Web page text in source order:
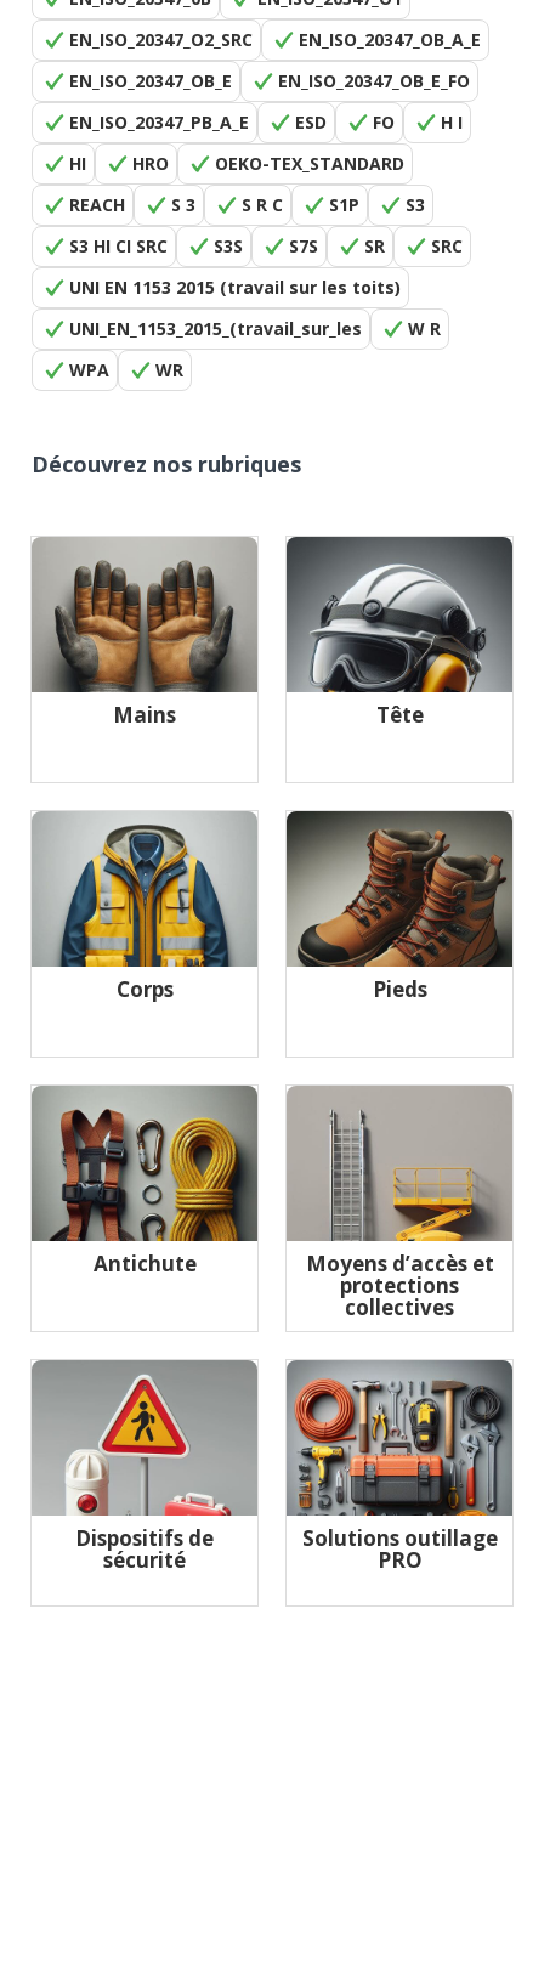
EN_ISO_20347_O2_SRC
EN_ISO_20347_OB_A_E
EN_ISO_20347_OB_E
EN_ISO_20347_OB_E_FO
EN_ISO_20347_PB_A_E
ESD FO
H I
HI
HRO
OEKO-TEX_STANDARD
REACH
S 3 S R C S1P
S3
S3 HI CI SRC
S3S S7S SR
SRC
UNI EN 1153 2015 (travail sur les toits)
UNI_EN_1153_2015_(travail_sur_les
W R
WPA
WR
Découvrez nos rubriques
Mains Tête
Corps Pieds
Antichute Moyens d’accès et
protections
collectives
Dispositifs de
sécurité
Solutions outillage
PRO